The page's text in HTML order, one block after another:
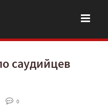
саудийцев
0